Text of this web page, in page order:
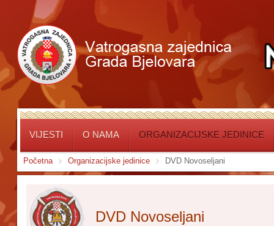
VIJESTI O NAMA ORGANIZACIJSKE JEDINICE
Početna Organizacijske jedinice DVD Novoseljani
DVD Novoseljani